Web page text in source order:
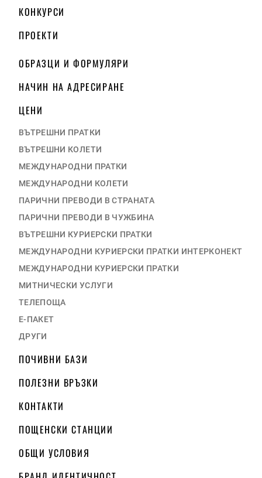
КОНКУРСИ
ПРОЕКТИ
ОБРАЗЦИ И ФОРМУЛЯРИ
НАЧИН НА АДРЕСИРАНЕ
ЦЕНИ
ВЪТРЕШНИ ПРАТКИ
ВЪТРЕШНИ КОЛЕТИ
МЕЖДУНАРОДНИ ПРАТКИ
МЕЖДУНАРОДНИ КОЛЕТИ
ПАРИЧНИ ПРЕВОДИ В СТРАНАТА
ПАРИЧНИ ПРЕВОДИ В ЧУЖБИНА
ВЪТРЕШНИ КУРИЕРСКИ ПРАТКИ
МЕЖДУНАРОДНИ КУРИЕРСКИ ПРАТКИ ИНТЕРКОНЕКТ
МЕЖДУНАРОДНИ КУРИЕРСКИ ПРАТКИ
МИТНИЧЕСКИ УСЛУГИ
ТЕЛЕПОЩА
Е-ПАКЕТ
ДРУГИ
ПОЧИВНИ БАЗИ
ПОЛЕЗНИ ВРЪЗКИ
КОНТАКТИ
ПОЩЕНСКИ СТАНЦИИ
ОБЩИ УСЛОВИЯ